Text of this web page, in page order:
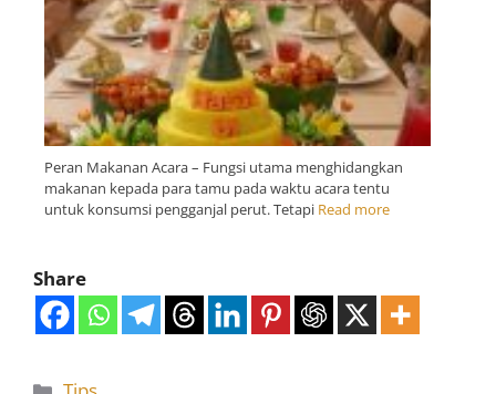
Peran Makanan Acara – Fungsi utama menghidangkan
makanan kepada para tamu pada waktu acara tentu
untuk konsumsi pengganjal perut. Tetapi Read more
Share